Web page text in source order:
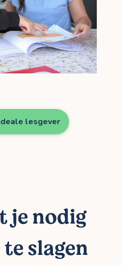
lesgever
je nodig
slagen